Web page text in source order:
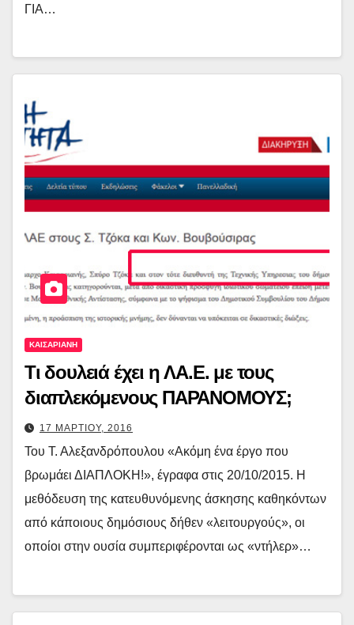
ΓΙΑ…
ΚΑΙΣΑΡΙΑΝΗ
Τι δουλειά έχει η ΛΑ.Ε. με τους
διαπλεκόμενους ΠΑΡΑΝΟΜΟΥΣ;
17 ΜΑΡΤΙΟΥ, 2016
Του Τ. Αλεξανδρόπουλου «Ακόμη ένα έργο που
βρωμάει ΔΙΑΠΛΟΚΗ!», έγραφα στις 20/10/2015. Η
μεθόδευση της κατευθυνόμενης άσκησης καθηκόντων
από κάποιους δημόσιους δήθεν «λειτουργούς», οι
οποίοι στην ουσία συμπεριφέρονται ως «ντήλερ»…